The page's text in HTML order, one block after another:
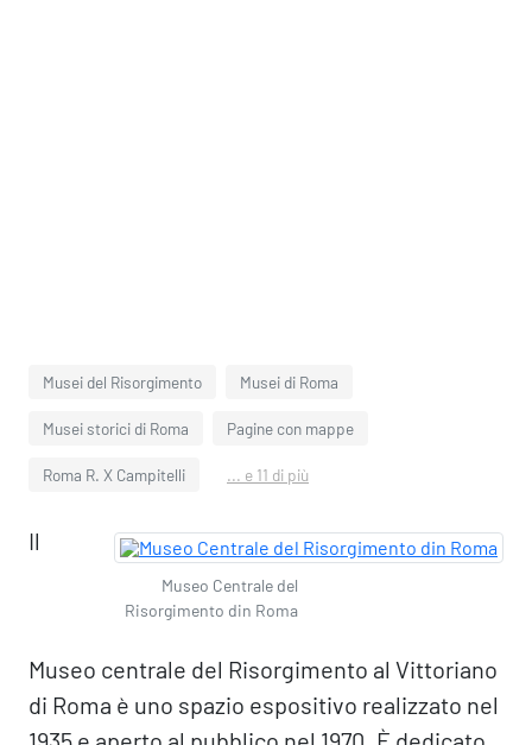
Musei del Risorgimento Musei di Roma
Musei storici di Roma Pagine con mappe
Roma R. X Campitelli ... e 11 di più
Museo Centrale del
Risorgimento din Roma
Il
Museo centrale del Risorgimento al Vittoriano
di Roma è uno spazio espositivo realizzato nel